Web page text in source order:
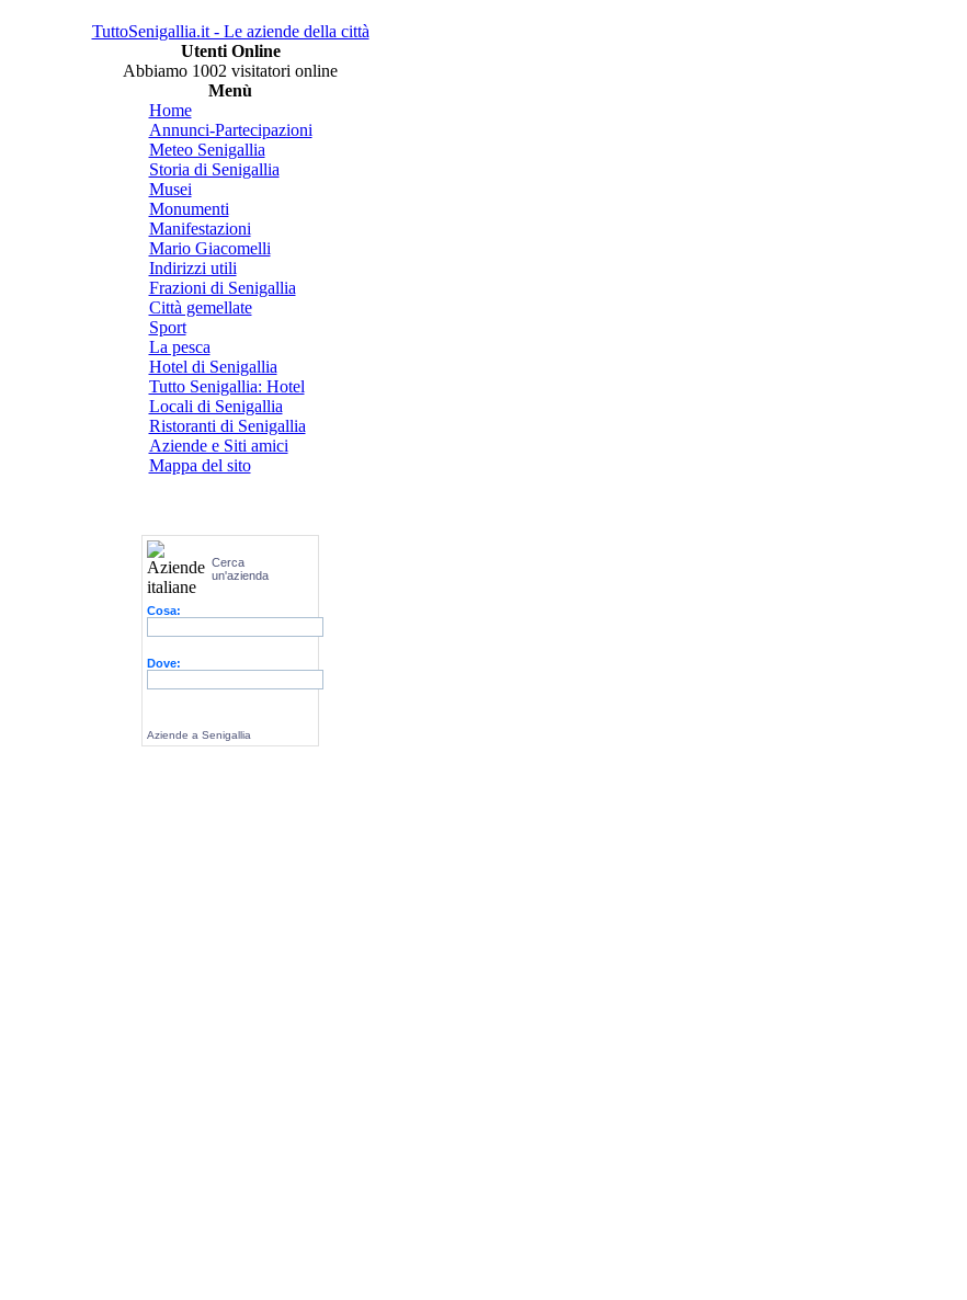
TuttoSenigallia.it - Le aziende della città
Utenti Online
Abbiamo 1002 visitatori online
Menù
Home
Annunci-Partecipazioni
Meteo Senigallia
Storia di Senigallia
Musei
Monumenti
Manifestazioni
Mario Giacomelli
Indirizzi utili
Frazioni di Senigallia
Città gemellate
Sport
La pesca
Hotel di Senigallia
Tutto Senigallia: Hotel
Locali di Senigallia
Ristoranti di Senigallia
Aziende e Siti amici
Mappa del sito
Cerca
un'azienda
Cosa:
Dove:
Aziende a Senigallia